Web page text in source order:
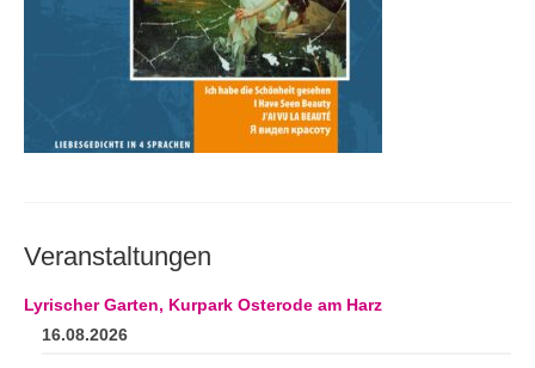
Neuerscheinungen von Mitgliedern
Leipziger Lyrikbibliothek
Mitglied werden
Veranstaltungen
Lyrischer Garten, Kurpark Osterode am Harz
16.08.2026